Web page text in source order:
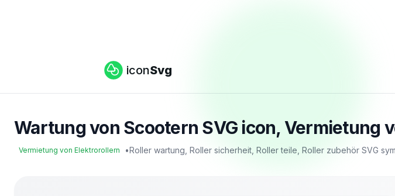
iconSvg
Wartung von Scootern SVG icon, Vermietung
Vermietung von Elektrorollern •Roller wartung, Roller sicherheit, Roller teile, Roller zubehör SVG